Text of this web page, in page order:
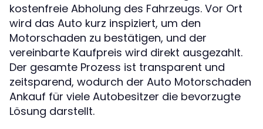
kostenfreie Abholung des Fahrzeugs. Vor Ort
wird das Auto kurz inspiziert, um den
Motorschaden zu bestätigen, und der
vereinbarte Kaufpreis wird direkt ausgezahlt.
Der gesamte Prozess ist transparent und
zeitsparend, wodurch der Auto Motorschaden
Ankauf für viele Autobesitzer die bevorzugte
Lösung darstellt.